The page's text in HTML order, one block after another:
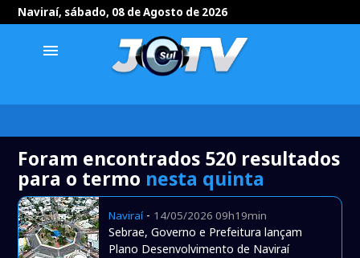
Naviraí, sábado, 08 de Agosto de 2026
menu
Foram encontrados 520 resultados
para o termo nesta quinta
Naviraí- 14/05/2026 09h19min
Sebrae, Governo e Prefeitura lançam
Plano Desenvolvimento de Naviraí